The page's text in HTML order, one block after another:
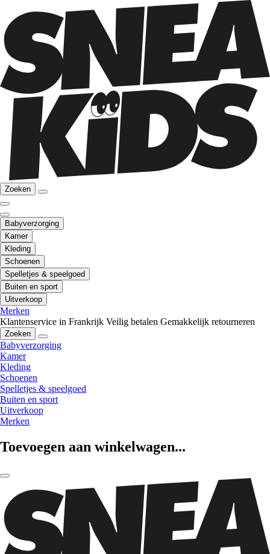
Zoeken
Babyverzorging
Kamer
Kleding
Schoenen
Spelletjes & speelgoed
Buiten en sport
Uitverkoop
Merken
Klantenservice in Frankrijk Veilig betalen Gemakkelijk retourneren
Zoeken
Babyverzorging
Kamer
Kleding
Schoenen
Spelletjes & speelgoed
Buiten en sport
Uitverkoop
Merken
Toevoegen aan winkelwagen...